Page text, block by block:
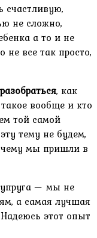
счастливую,
не сложно,
а то и не
не все так просто,
, как
вообще и кто
той самой
тему не будем,
чему мы пришли в
— мы не
а самая лучшая
этот опыт